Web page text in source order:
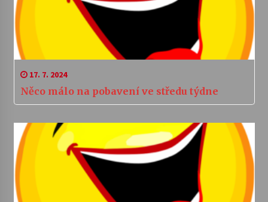
17. 7. 2024
Něco málo na pobavení ve středu týdne